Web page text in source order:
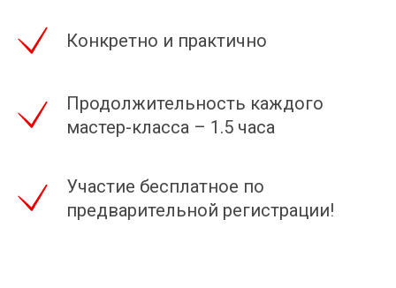
Конкретно и практично
Продолжительность каждого
мастер-класса – 1.5 часа
Участие бесплатное по
предварительной регистрации!